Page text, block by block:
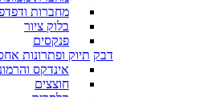
מחברות
בלוק ציור
פנקסים
דבק תיוק ופתרונות
אינדקס
חוצצים